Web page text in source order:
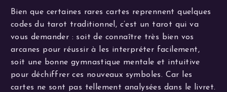
Bien que certaines rares cartes reprennent quelques
codes du tarot traditionnel, c’est un tarot qui va
vous demander : soit de connaître très bien vos
arcanes pour réussir à les interpréter facilement,
soit une bonne gymnastique mentale et intuitive
pour déchiffrer ces nouveaux symboles. Car les
cartes ne sont pas tellement analysées dans le livret.